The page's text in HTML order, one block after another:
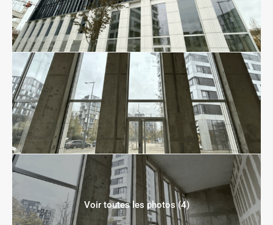
Voir toutes les photos (4)